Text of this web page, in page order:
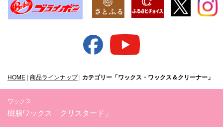
HOME | 商品ラインナップ| カテゴリー「ワックス・ワックス＆クリーナー」
ワックス
樹脂ワックス「クリスタード」